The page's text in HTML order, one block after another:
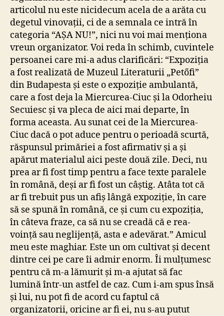
articolul nu este nicidecum acela de a arăta cu
degetul vinovații, ci de a semnala ce intră în
categoria “AȘA NU!”, nici nu voi mai menționa
vreun organizator. Voi reda în schimb, cuvintele
persoanei care mi-a adus clarificări: “Expoziția
a fost realizată de Muzeul Literaturii „Petőfi”
din Budapesta și este o expoziție ambulantă,
care a fost deja la Miercurea-Ciuc și la Odorheiu
Secuiesc și va pleca de aici mai departe, în
forma aceasta. Au sunat cei de la Miercurea-
Ciuc dacă o pot aduce pentru o perioadă scurtă,
răspunsul primăriei a fost afirmativ și a și
apărut materialul aici peste două zile. Deci, nu
prea ar fi fost timp pentru a face texte paralele
în română, deși ar fi fost un câștig. Atâta tot că
ar fi trebuit pus un afiș lângă expoziție, în care
să se spună în română, ce și cum cu expoziția,
în câteva fraze, ca să nu se creadă că e rea-
voință sau neglijență, asta e adevărat.” Amicul
meu este maghiar. Este un om cultivat și decent
dintre cei pe care îi admir enorm. Îi mulțumesc
pentru că m-a lămurit și m-a ajutat să fac
lumină într-un astfel de caz. Cum i-am spus însă
și lui, nu pot fi de acord cu faptul că
organizatorii, oricine ar fi ei, nu s-au putut